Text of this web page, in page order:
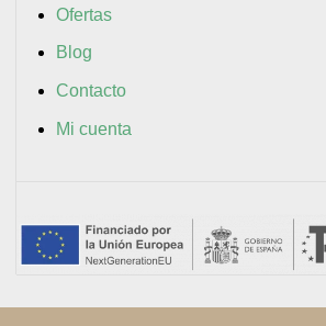
Ofertas
Blog
Contacto
Mi cuenta